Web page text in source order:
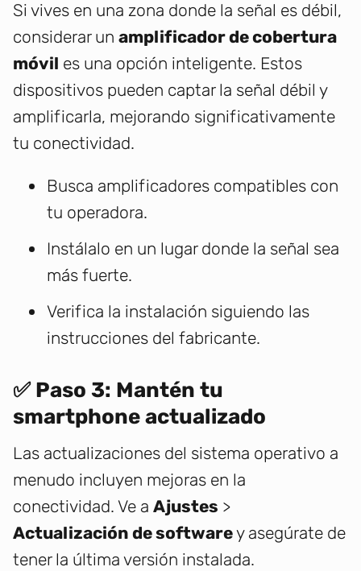
Si vives en una zona donde la señal es débil,
considerar un amplificador de cobertura
móvil es una opción inteligente. Estos
dispositivos pueden captar la señal débil y
amplificarla, mejorando significativamente
tu conectividad.
Busca amplificadores compatibles con
tu operadora.
Instálalo en un lugar donde la señal sea
más fuerte.
Verifica la instalación siguiendo las
instrucciones del fabricante.
✅ Paso 3: Mantén tu
smartphone actualizado
Las actualizaciones del sistema operativo a
menudo incluyen mejoras en la
conectividad. Ve a Ajustes >
Actualización de softwarey asegúrate de
tener la última versión instalada.